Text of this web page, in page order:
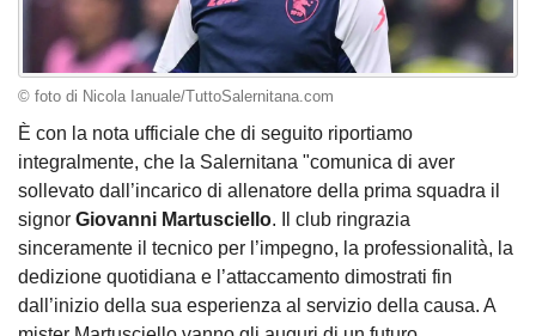
© foto di Nicola Ianuale/TuttoSalernitana.com
È con la nota ufficiale che di seguito riportiamo
integralmente, che la Salernitana "comunica di aver
sollevato dall’incarico di allenatore della prima squadra il
signor Giovanni Martusciello. Il club ringrazia
sinceramente il tecnico per l’impegno, la professionalità, la
dedizione quotidiana e l’attaccamento dimostrati fin
dall’inizio della sua esperienza al servizio della causa. A